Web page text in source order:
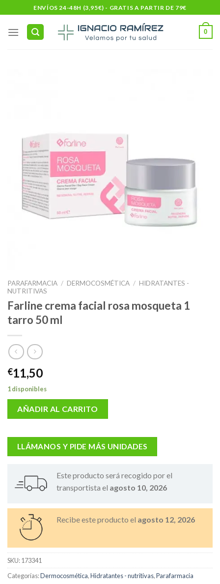
to
content
ENVÍOS 24-48H (3,95€) - GRATIS A PARTIR DE 79€
0
PARAFARMACIA / DERMOCOSMÉTICA / HIDRATANTES -
NUTRITIVAS
Farline crema facial rosa mosqueta 1
tarro 50 ml
€11,50
1 disponibles
AÑADIR AL CARRITO
LLÁMANOS Y PIDE MÁS UNIDADES
Este producto será recogido por el
transportista el agosto 10, 2026
Recibe este producto el agosto 12, 2026
SKU:173341
Categorías:Dermocosmética,Hidratantes - nutritivas,Parafarmacia